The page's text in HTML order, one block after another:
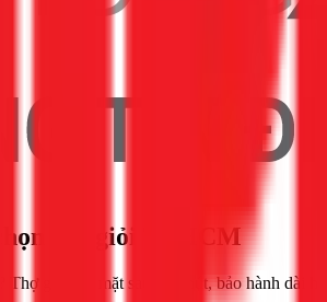
thợ giỏi TPHCM
giỏi, có mặt sau 30 phút, bảo hành dài